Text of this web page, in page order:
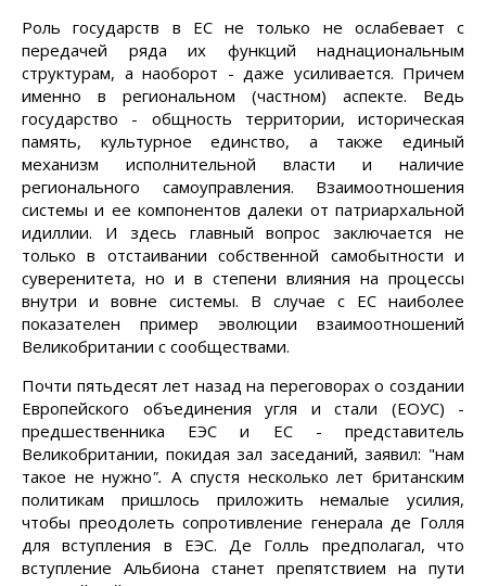
Роль государств в ЕС не только не ослабевает с
передачей ряда их функций наднациональным
структурам, а наоборот - даже усиливается. Причем
именно в региональном (частном) аспекте. Ведь
государство - общность территории, историческая
память, культурное единство, а также единый
механизм исполнительной власти и наличие
регионального самоуправления. Взаимоотношения
системы и ее компонентов далеки от патриархальной
идиллии. И здесь главный вопрос заключается не
только в отстаивании собственной самобытности и
суверенитета, но и в степени влияния на процессы
внутри и вовне системы. В случае с ЕС наиболее
показателен пример эволюции взаимоотношений
Великобритании с сообществами.
Почти пятьдесят лет назад на переговорах о создании
Европейского объединения угля и стали (ЕОУС) -
предшественника ЕЭС и ЕС - представитель
Великобритании, покидая зал заседаний, заявил: "нам
такое не нужно". А спустя несколько лет британским
политикам пришлось приложить немалые усилия,
чтобы преодолеть сопротивление генерала де Голля
для вступления в ЕЭС. Де Голль предполагал, что
вступление Альбиона станет препятствием на пути